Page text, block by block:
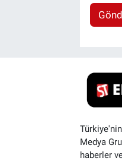
Medya
haberler